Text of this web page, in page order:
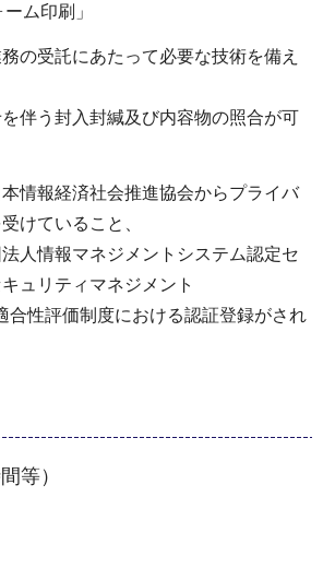
ム印刷」
の受託にあたって必要な技術を備え
伴う封入封緘及び内容物の照合が可
情報経済社会推進協会からプライバ
けていること、
人情報マネジメントシステム認定セ
ュリティマネジメント
合性評価制度における認証登録がされ
等）